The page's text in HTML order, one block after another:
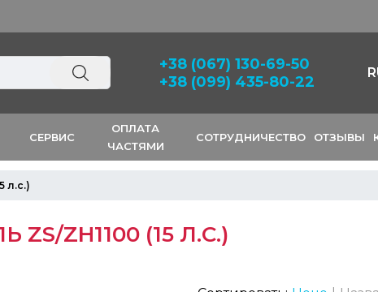
+38 (067) 130-69-50
+38 (099) 435-80-22
СЕРВИС
ОПЛАТА
ЧАСТЯМИ
СОТРУДНИЧЕСТВО ОТЗЫВЫ
л.с.)
ZH1100 (15 Л.С.)